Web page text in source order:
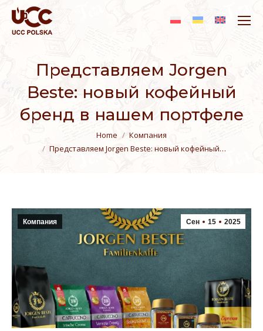
Представляем Jorgen
Beste: новый кофейный
бренд в нашем портфеле
Home
Компания
Представляем Jorgen Beste: новый кофейный…
Сен 15 2025
Компания